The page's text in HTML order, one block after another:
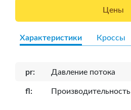
Цены
Характеристики Кроссы
pr: Давление потока
fl: Производительность